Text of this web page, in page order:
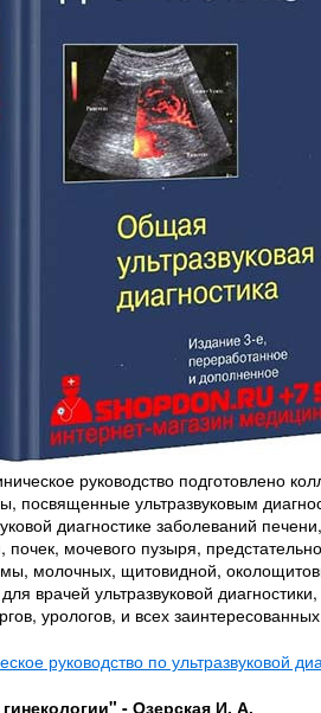
руководство подготовлено
посвященные ультразвуковым
диагностике заболеваний
почек, мочевого пузыря,
молочных, щитовидной,
врачей ультразвуковой
урологов, и всех
руководство по ультразвуковой
- Озерская И. А.